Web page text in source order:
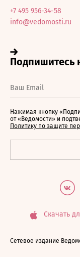
+7 495 956-34-58
info@vedomosti.ru
Нажимая кнопку
от «Ведомости» и
Политику по защите
Скачать
Сетевое издание